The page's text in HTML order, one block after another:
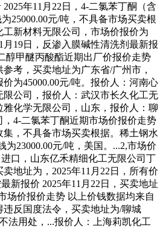
年11月22日，4-二氯苯丁酮（含
25000.00元/吨，不具备市场买卖根
新材料无限公司，市场价报价为
月19日，反渗入膜碱性清洗剂最新报
醇甲醚丙酸酯近期出厂价报价走势
考，买卖地址为广东省/广州市，
为45000.00元/吨。报价人：河南心
公司，报价人：武汉市长久化工无
雅化学无限公司，山东，报价人：聊
4-二氯苯丁酮近期市场价报价走势
，不具备市场买卖根据。稀土钢水
23000.00元/吨，美国。...2,市场价
口，山东亿禾精细化工无限公司丁
地址为，2025年11月22日，所有价
新报价 2025年11月22日，买卖地址
场价报价走势 以上价钱数据均来自
反国度法令，买卖地址为/聊城
法用处，...报价人：上海莉凯化工